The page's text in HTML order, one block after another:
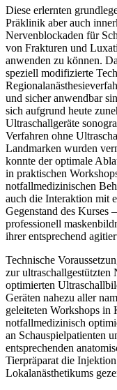
Diese erlernten
Präklinik aber auch
Nervenblockaden für
von Frakturen und
anwenden zu können.
speziell modifizierte
und sicher anwendbar
sich aufgrund heute
Ultraschallgeräte
Verfahren ohne
Landmarken wurden
konnte der optimale
in praktischen
notfallmedizinischen
auch die Interaktion mit
Gegenstand des Kurses
professionell
ihrer entsprechend
Technische
zur ultraschallgestützten
optimierten
Geräten nahezu aller
geleiteten Workshops
notfallmedizinisch
an Schauspielpatienten
entsprechenden
Tierpräparat die
Lokalanästhetikums